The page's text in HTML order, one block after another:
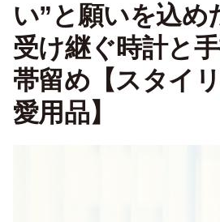
い”と願いを込め
受け継ぐ時計と
帯留め【スタイ
愛用品】